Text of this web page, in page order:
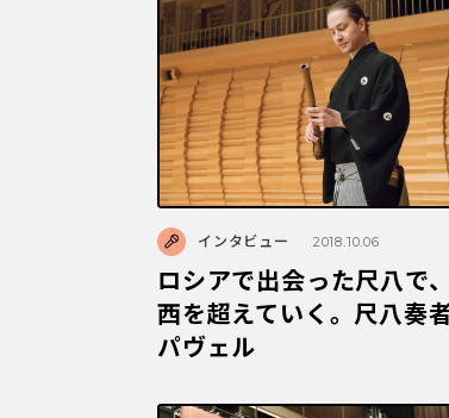
インタビュー 2018.10.06
ロシアで出会った尺八で
西を超えていく。尺八奏
パヴェル